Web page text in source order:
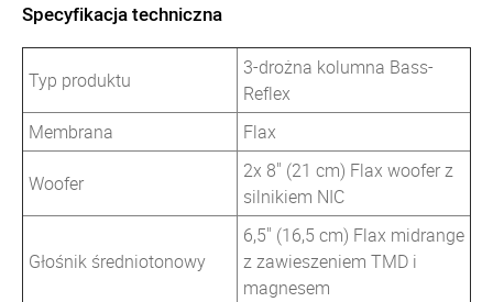
Specyfikacja techniczna
Typ produktu
3-drożna kolumna Bass-
Reflex
Membrana
Flax
Woofer
2x 8" (21 cm) Flax woofer z
silnikiem NIC
Głośnik średniotonowy
6,5" (16,5 cm) Flax midrange
z zawieszeniem TMD i
magnesem